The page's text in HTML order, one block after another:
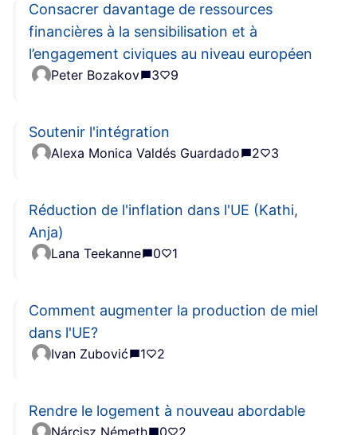
Consacrer davantage de ressources
financières à la sensibilisation et à
l’engagement civiques au niveau européen
Peter Bozakov 3 9
Soutenir l'intégration
Alexa Monica Valdés Guardado 2 3
Réduction de l'inflation dans l'UE (Kathi,
Anja)
Lana Teekanne 0 1
Comment augmenter la production de miel
dans l'UE?
Ivan Zubović 1 2
Rendre le logement à nouveau abordable
Nárcisz Németh 0 2